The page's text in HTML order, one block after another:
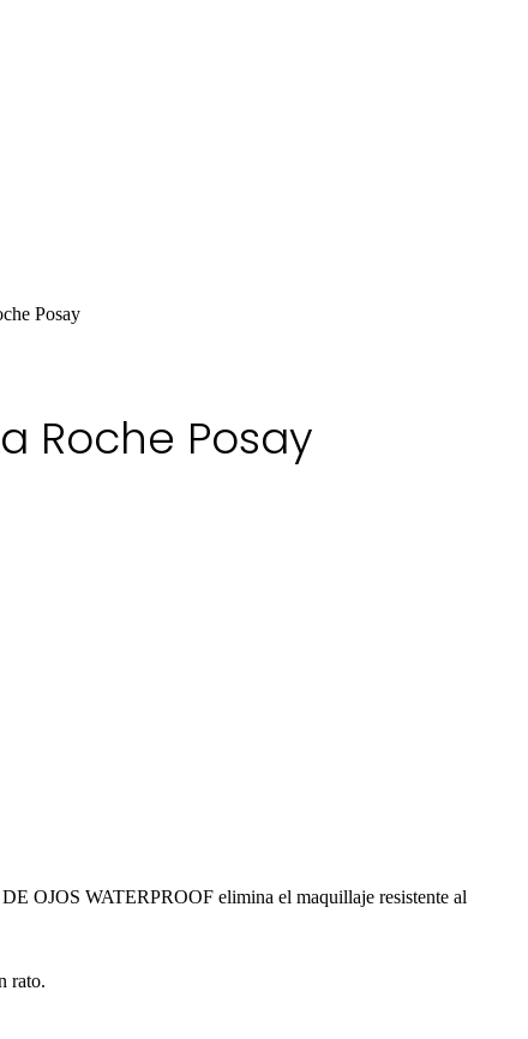
Posay
Roche Posay
WATERPROOF elimina el maquillaje resistente al
rato.